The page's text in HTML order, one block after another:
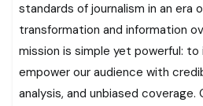
standards of journalism in an era
transformation and information
mission is simple yet powerful: to
empower our audience with
analysis, and unbiased